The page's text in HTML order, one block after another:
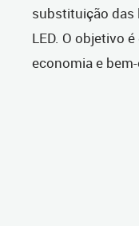
substituição das
LED. O objetivo
economia e